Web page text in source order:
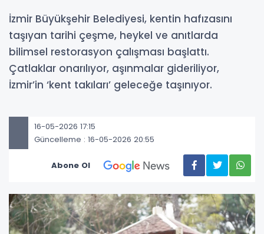
İzmir Büyükşehir Belediyesi, kentin hafızasını
taşıyan tarihi çeşme, heykel ve anıtlarda
bilimsel restorasyon çalışması başlattı.
Çatlaklar onarılıyor, aşınmalar gideriliyor,
İzmir’in ‘kent takıları’ geleceğe taşınıyor.
16-05-2026 17:15
Güncelleme : 16-05-2026 20:55
Abone Ol